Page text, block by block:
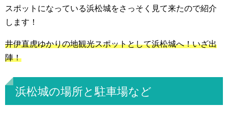
スポットになっている浜松城をさっそく見て来たので紹介
します！
井伊直虎ゆかりの地観光スポットとして浜松城へ！いざ出
陣！
浜松城の場所と駐車場など